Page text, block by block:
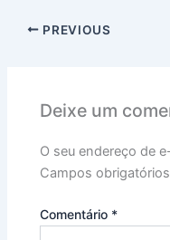
PREVIOUS
Deixe um
O seu endereço de
Campos
Comentário *